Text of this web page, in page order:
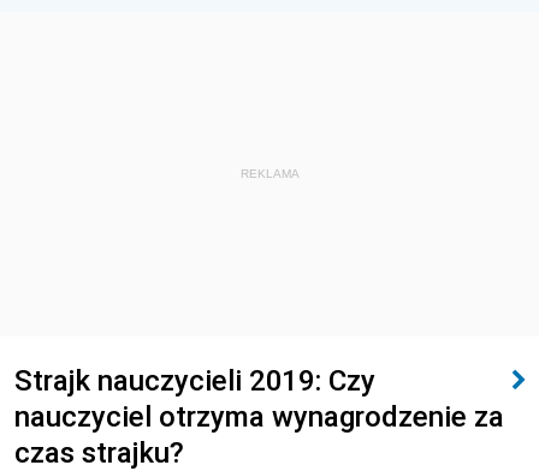
REKLAMA
Strajk nauczycieli 2019: Czy
nauczyciel otrzyma wynagrodzenie za
czas strajku?